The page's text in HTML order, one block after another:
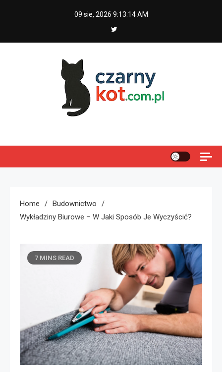
09 sie, 2026 9:13:15 AM
Home
Budownictwo
Wykładziny Biurowe – W Jaki Sposób Je Wyczyścić?
7 MINS READ